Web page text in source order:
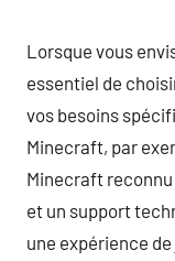
Lorsque vous
essentiel de
vos besoins
Minecraft, par
Minecraft
et un support
une expérience